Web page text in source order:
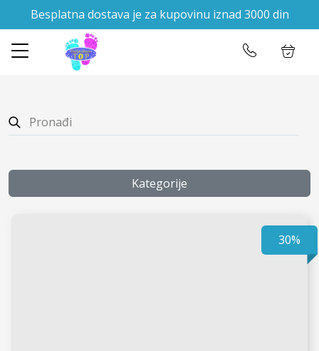
Besplatna dostava je za kupovinu iznad 3000 din
✕
Ulogujte se
Kategorije
30%